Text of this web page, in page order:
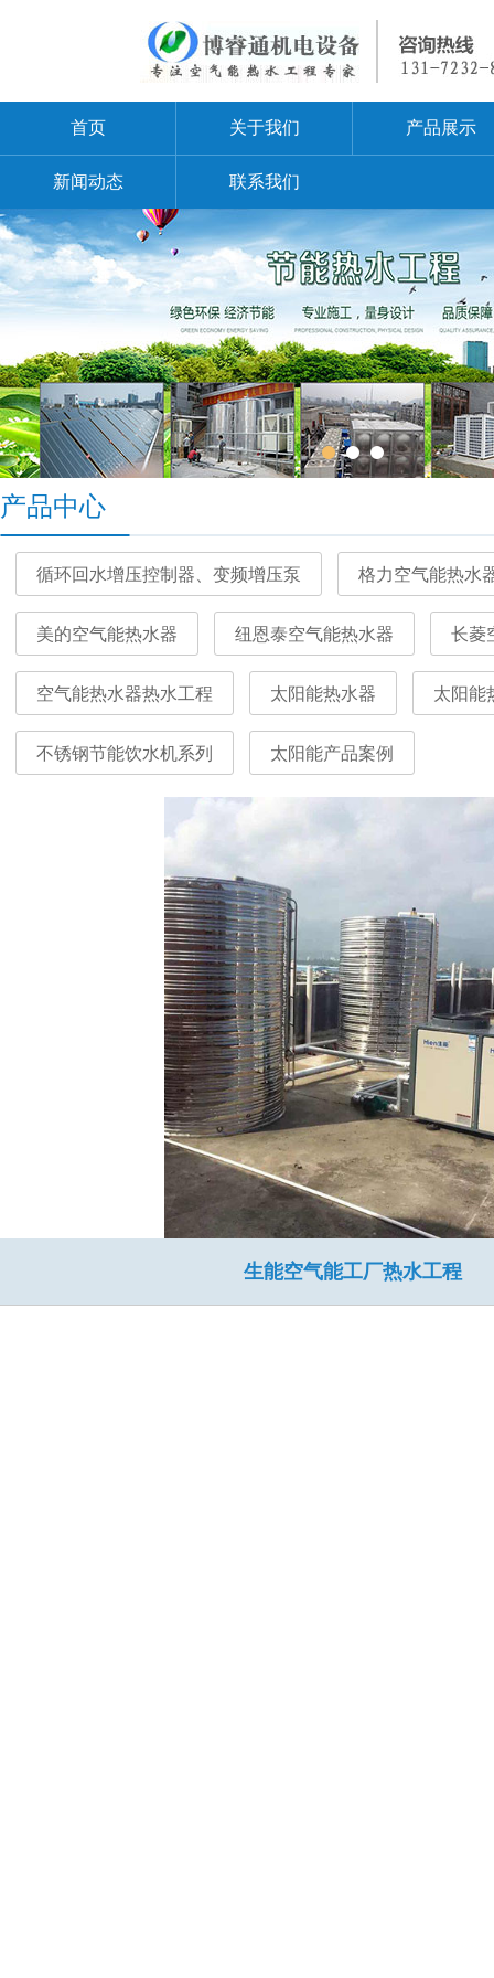
首页 关于我们 产品展示
新闻动态 联系我们
产品中心
循环回水增压控制器、变频增压泵 格力空气能热水
美的空气能热水器 纽恩泰空气能热水器 长菱
空气能热水器热水工程 太阳能热水器 太阳能
不锈钢节能饮水机系列 太阳能产品案例
生能空气能工厂热水工程